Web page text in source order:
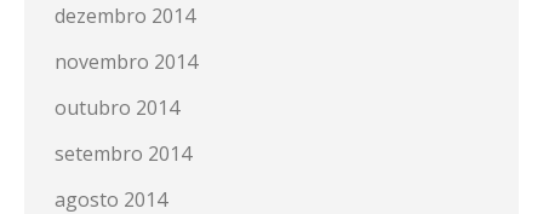
dezembro 2014
novembro 2014
outubro 2014
setembro 2014
agosto 2014